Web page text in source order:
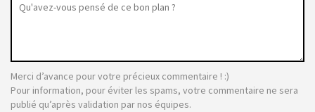
Merci d’avance pour votre précieux commentaire ! :)
Pour information, pour éviter les spams, votre commentaire ne sera
publié qu’après validation par nos équipes.